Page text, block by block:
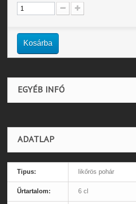
Kosárba
EGYÉB INFÓ
ADATLAP
Tipus: likőrös pohár
Űrtartalom: 6 cl